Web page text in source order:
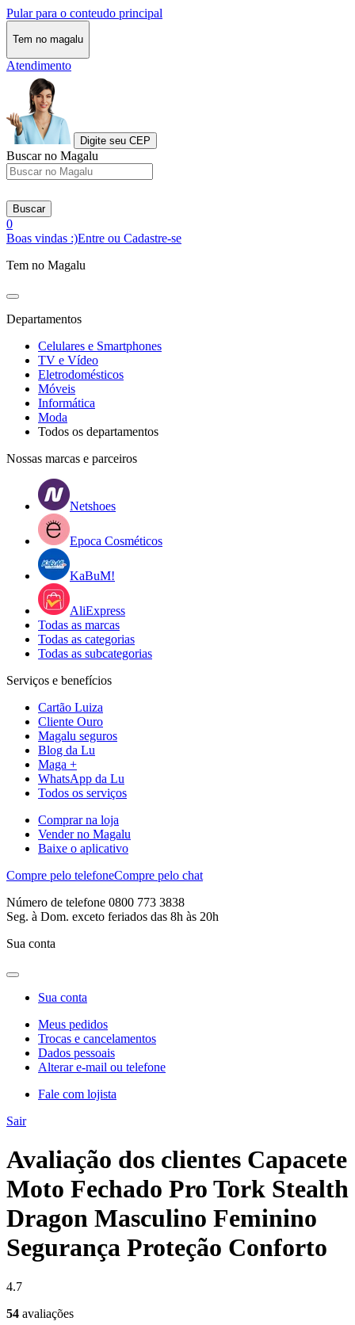
Pular para o conteudo principal
Tem no magalu
Atendimento
Digite seu CEP
Buscar no Magalu
Buscar
0
Boas vindas :)Entre ou Cadastre-se
Tem no Magalu
Departamentos
Celulares e Smartphones
TV e Vídeo
Eletrodomésticos
Móveis
Informática
Moda
Todos os departamentos
Nossas marcas e parceiros
Netshoes
Epoca Cosméticos
KaBuM!
AliExpress
Todas as marcas
Todas as categorias
Todas as subcategorias
Serviços e benefícios
Cartão Luiza
Cliente Ouro
Magalu seguros
Blog da Lu
Maga +
WhatsApp da Lu
Todos os serviços
Comprar na loja
Vender no Magalu
Baixe o aplicativo
Compre pelo telefoneCompre pelo chat
Número de telefone 0800 773 3838
Seg. à Dom. exceto feriados das 8h às 20h
Sua conta
Sua conta
Meus pedidos
Trocas e cancelamentos
Dados pessoais
Alterar e-mail ou telefone
Fale com lojista
Sair
Avaliação dos clientes Capacete
Moto Fechado Pro Tork Stealth
Dragon Masculino Feminino
Segurança Proteção Conforto
4.7
54 avaliações